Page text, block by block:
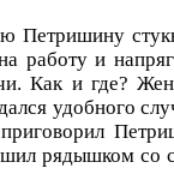
Петришину
работу и
Как и где?
удобного
рядышком со